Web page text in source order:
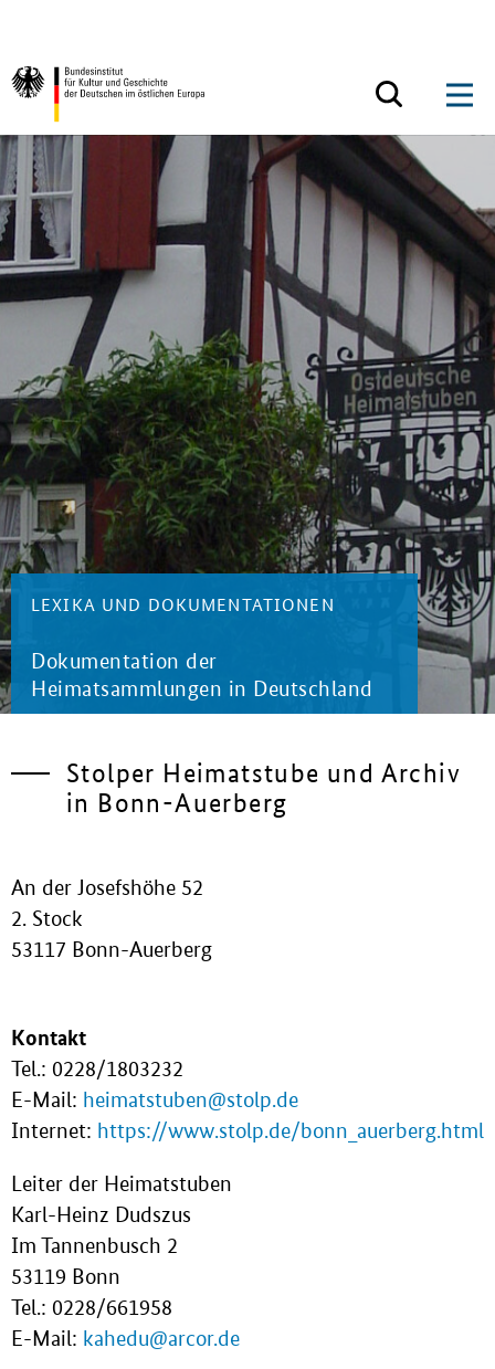
Zurück zur Startseite
LEXIKA UND DOKUMENTATIONEN
Dokumentation der
Heimatsammlungen in Deutschland
Stolper Heimatstube und Archiv
in Bonn-Auerberg
An der Josefshöhe 52
2. Stock
53117 Bonn-Auerberg
Kontakt
Tel.: 0228/1803232
E-Mail: heimatstuben@stolp.de
Internet: https://www.stolp.de/bonn_auerberg.html
Leiter der Heimatstuben
Karl-Heinz Dudszus
Im Tannenbusch 2
53119 Bonn
Tel.: 0228/661958
E-Mail: kahedu@arcor.de